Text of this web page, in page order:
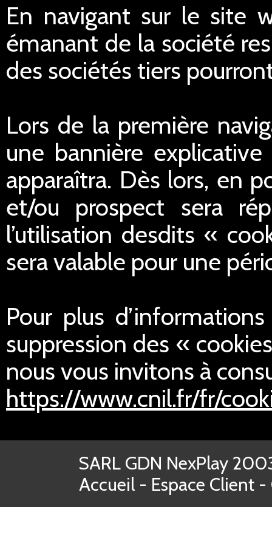
En navigant sur le site
émanant de la société
des sociétés tiers
Lors de la première
une bannière
apparaîtra. Dès lors, en
et/ou prospect sera
l’utilisation desdits «
sera valable pour une
Pour plus
suppression des «
nous vous invitons à
https://www.cnil.fr/fr/
SARL GDN NexPlay
Accueil - Espace Client -